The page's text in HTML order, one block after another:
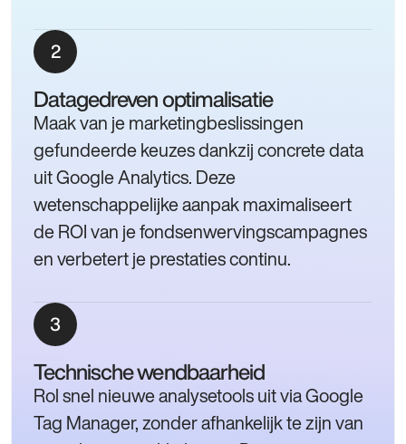
Datagedreven optimalisatie
Maak van je marketingbeslissingen
gefundeerde keuzes dankzij concrete data
uit Google Analytics. Deze
wetenschappelijke aanpak maximaliseert
de ROI van je fondsenwervingscampagnes
en verbetert je prestaties continu.
Technische wendbaarheid
Rol snel nieuwe analysetools uit via Google
Tag Manager, zonder afhankelijk te zijn van